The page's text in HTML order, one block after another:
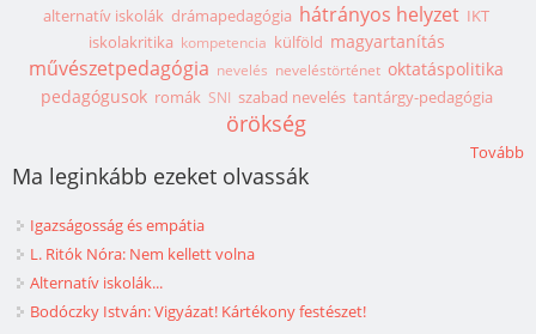
alternatív iskolák drámapedagógia hátrányos helyzet IKT
iskolakritika kompetencia külföld magyartanítás
művészetpedagógia nevelés neveléstörténet oktatáspolitika
pedagógusok romák SNI szabad nevelés tantárgy-pedagógia
örökség
Tovább
Ma leginkább ezeket olvassák
Igazságosság és empátia
L. Ritók Nóra: Nem kellett volna
Alternatív iskolák...
Bodóczky István: Vigyázat! Kártékony festészet!